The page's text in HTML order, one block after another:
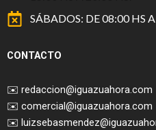
SÁBADOS: DE 08:00 HS
CONTACTO
✉️ redaccion@iguazuahora.com
✉️ comercial@iguazuahora.com
✉️